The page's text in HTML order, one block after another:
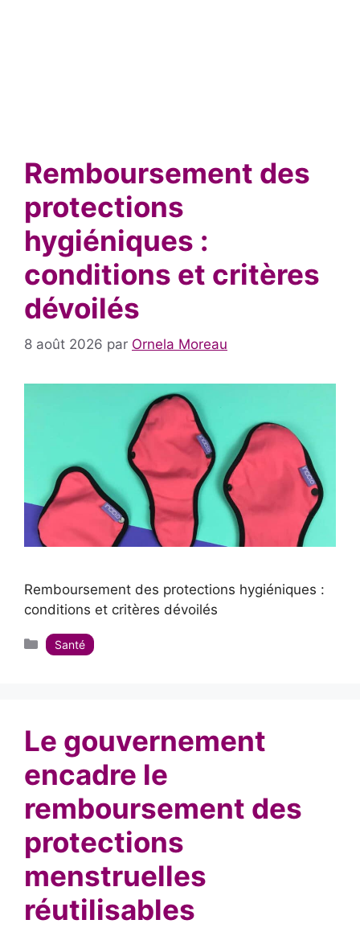
Remboursement des
protections
hygiéniques :
conditions et critères
dévoilés
8 août 2026 par Ornela Moreau
Remboursement des protections hygiéniques :
conditions et critères dévoilés
Catégories
Santé
Le gouvernement
encadre le
remboursement des
protections
menstruelles
réutilisables